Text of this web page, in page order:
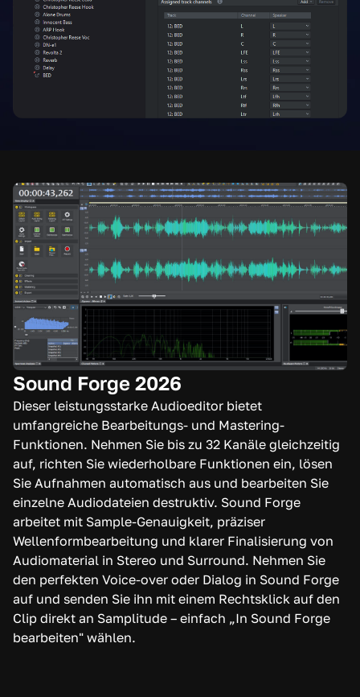
Sound Forge 2026
Dieser leistungsstarke Audioeditor bietet
umfangreiche Bearbeitungs- und Mastering-
Funktionen. Nehmen Sie bis zu 32 Kanäle gleichzeitig
auf, richten Sie wiederholbare Funktionen ein, lösen
Sie Aufnahmen automatisch aus und bearbeiten Sie
einzelne Audiodateien destruktiv. Sound Forge
arbeitet mit Sample-Genauigkeit, präziser
Wellenformbearbeitung und klarer Finalisierung von
Audiomaterial in Stereo und Surround. Nehmen Sie
den perfekten Voice-over oder Dialog in Sound Forge
auf und senden Sie ihn mit einem Rechtsklick auf den
Clip direkt an Samplitude – einfach „In Sound Forge
bearbeiten" wählen.